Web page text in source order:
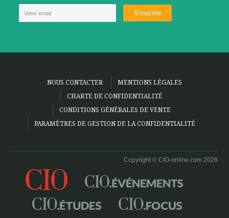
NOUS CONTACTER
MENTIONS LÉGALES
CHARTE DE CONFIDENTIALITÉ
CONDITIONS GÉNÉRALES DE VENTE
PARAMÈTRES DE GESTION DE LA CONFIDENTIALITÉ
Copyright © CIO-online.com 2026